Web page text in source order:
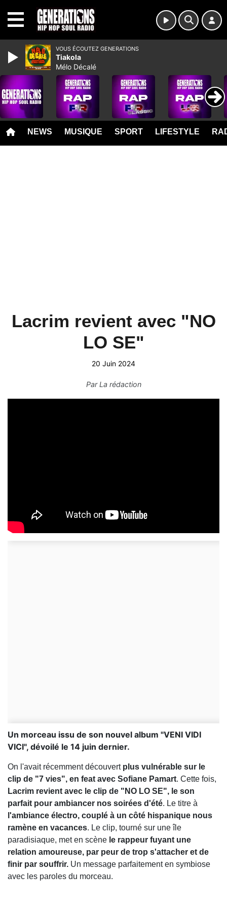
NEWS MUSIQUE SPORT LIFESTYLE
Lacrim revient avec "NO
LO SE"
20 Juin 2024
ParLa rédaction
Un morceau issu de son nouvel album "VENI VIDI
VICI", dévoilé le 14 juin dernier.
On l'avait récemment découvert plus vulnérable sur le
clip de "7 vies", en feat avec Sofiane Pamart. Cette fois,
Lacrim revient avec le clip de "NO LO SE", le son
parfait pour ambiancer nos soirées d'été. Le titre à
l'ambiance électro, couplé à un côté hispanique nous
ramène en vacances. Le clip, tourné sur une île
paradisiaque, met en scène le rappeur fuyant une
relation amoureuse, par peur de trop s'attacher et de
finir par souffrir. Un message parfaitement en symbiose
avec les paroles du morceau.
VOUS ÉCOUTEZ GENERATIONS
Tiakola
Mélo Décalé